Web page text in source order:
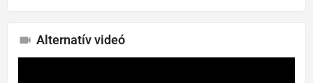
Alternatív videó